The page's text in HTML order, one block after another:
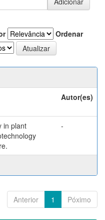
Ordenar
Autor(es)
in plant
-
Anterior 1 Póximo